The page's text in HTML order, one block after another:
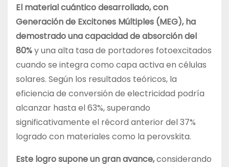
El material cuántico desarrollado, con
Generación de Excitones Múltiples (MEG), ha
demostrado una capacidad de absorción del
80%y una alta tasa de portadores fotoexcitados
cuando se integra como capa activa en células
solares. Según los resultados teóricos, la
eficiencia de conversión de electricidad podría
alcanzar hasta el 63%, superando
significativamente el récord anterior del 37%
logrado con materiales como la perovskita.
Este logro supone un gran avance,considerando